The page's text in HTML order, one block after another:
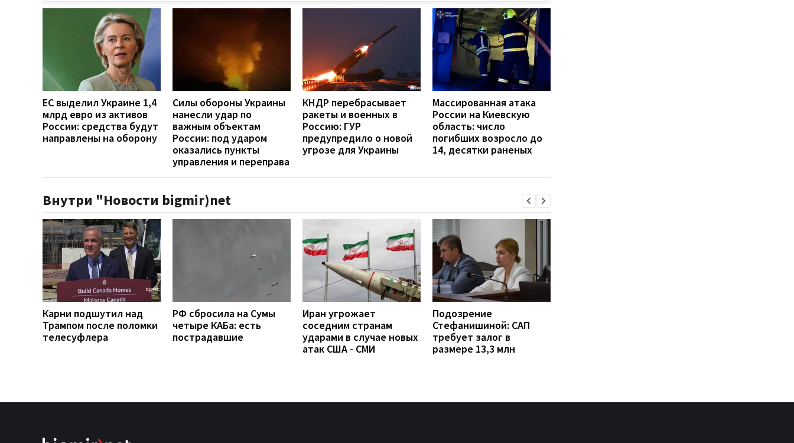
ЕС выделил Украине 1,4
млрд евро из активов
России: средства будут
направлены на оборону
Силы обороны Украины
нанесли удар по
важным объектам
России: под ударом
оказались пункты
управления и переправа
КНДР перебрасывает
ракеты и военных в
Россию: ГУР
предупредило о новой
угрозе для Украины
Массированная атака
России на Киевскую
область: число
погибших возросло до
14, десятки раненых
Внутри "Новости bigmir)net
Карни подшутил над
Трампом после поломки
телесуфлера
РФ сбросила на Сумы
четыре КАБа: есть
пострадавшие
Иран угрожает
соседним странам
ударами в случае новых
атак США - СМИ
Подозрение
Стефанишиной: САП
требует залог в
размере 13,3 млн